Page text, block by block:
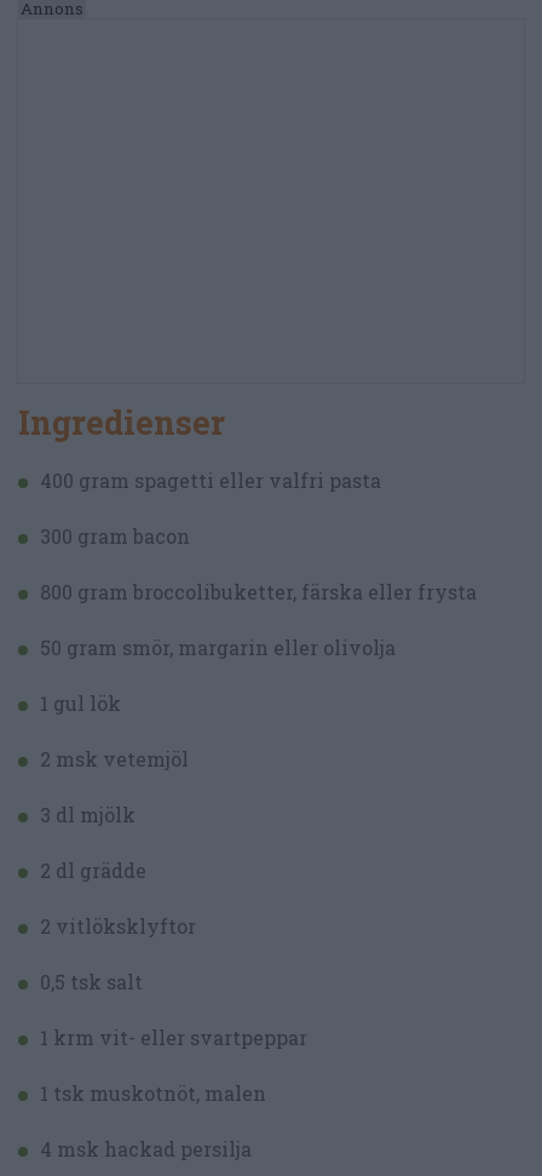
Ingredienser
400 gram spagetti eller valfri pasta
300 gram bacon
800 gram broccolibuketter, färska eller frysta
50 gram smör, margarin eller olivolja
1 gul lök
2 msk vetemjöl
3 dl mjölk
2 dl grädde
2 vitlöksklyftor
0,5 tsk salt
1 krm vit- eller svartpeppar
1 tsk muskotnöt, malen
4 msk hackad persilja